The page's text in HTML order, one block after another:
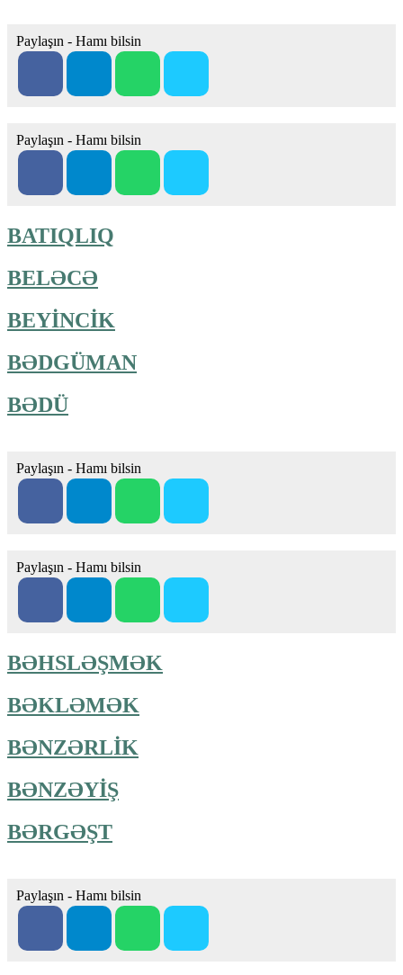
Paylaşın - Hamı bilsin
Paylaşın - Hamı bilsin
BATIQLIQ
BELƏCƏ
BEYİNCİK
BƏDGÜMAN
BƏDÜ
Paylaşın - Hamı bilsin
Paylaşın - Hamı bilsin
BƏHSLƏŞMƏK
BƏKLƏMƏK
BƏNZƏRLİK
BƏNZƏYİŞ
BƏRGƏŞT
Paylaşın - Hamı bilsin